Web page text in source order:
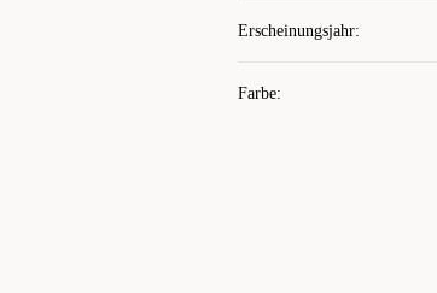
Erscheinungsjahr:
Farbe: